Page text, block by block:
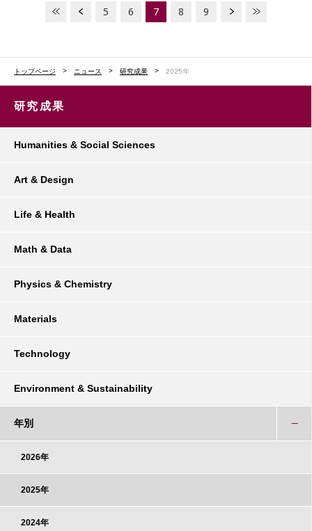
5 6 7 8 9
トップページ ニュース 研究成果 2025年
研究成果
Humanities & Social Sciences
Art & Design
Life & Health
Math & Data
Physics & Chemistry
Materials
Technology
Environment & Sustainability
年別
2026年
2025年
2024年